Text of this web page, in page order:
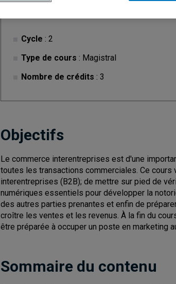
Cycle : 2
Type de cours : Magistral
Nombre de crédits : 3
Objectifs
Le commerce interentreprises est d'une
toutes les transactions commerciales. Ce
interentreprises (B2B); de mettre sur pied de
numériques essentiels pour développer la
des autres parties prenantes et enfin de
croître les ventes et les revenus. À la fin du
être préparée à occuper un poste en marketing
Sommaire du contenu